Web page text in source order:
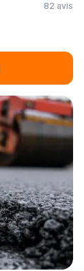
82 avis